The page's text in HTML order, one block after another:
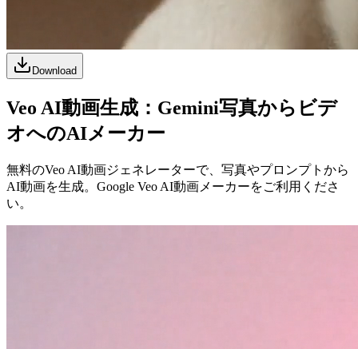
Download
Veo AI動画生成：Gemini写真からビデ
オへのAIメーカー
無料のVeo AI動画ジェネレーターで、写真やプロンプトから
AI動画を生成。Google Veo AI動画メーカーをご利用くださ
い。